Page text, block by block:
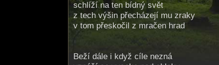
schlíží na ten bídný svět
z tech výšin přecházejí mu zraky
v tom přeskočil z mračen hrad
Beží dále i když cíle nezná